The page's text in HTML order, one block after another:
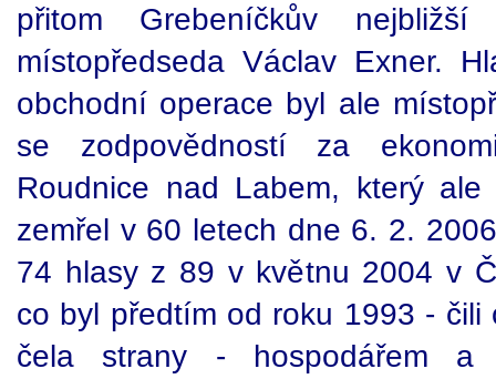
přitom Grebeníčkův nejbližší
místopředseda Václav Exner.
obchodní operace byl ale
se zodpovědností za
Roudnice nad Labem, který
zemřel v 60 letech dne 6. 2.
74 hlasy z 89 v květnu 2004 v
co byl předtím od roku 1993 -
čela strany - hospodářem a